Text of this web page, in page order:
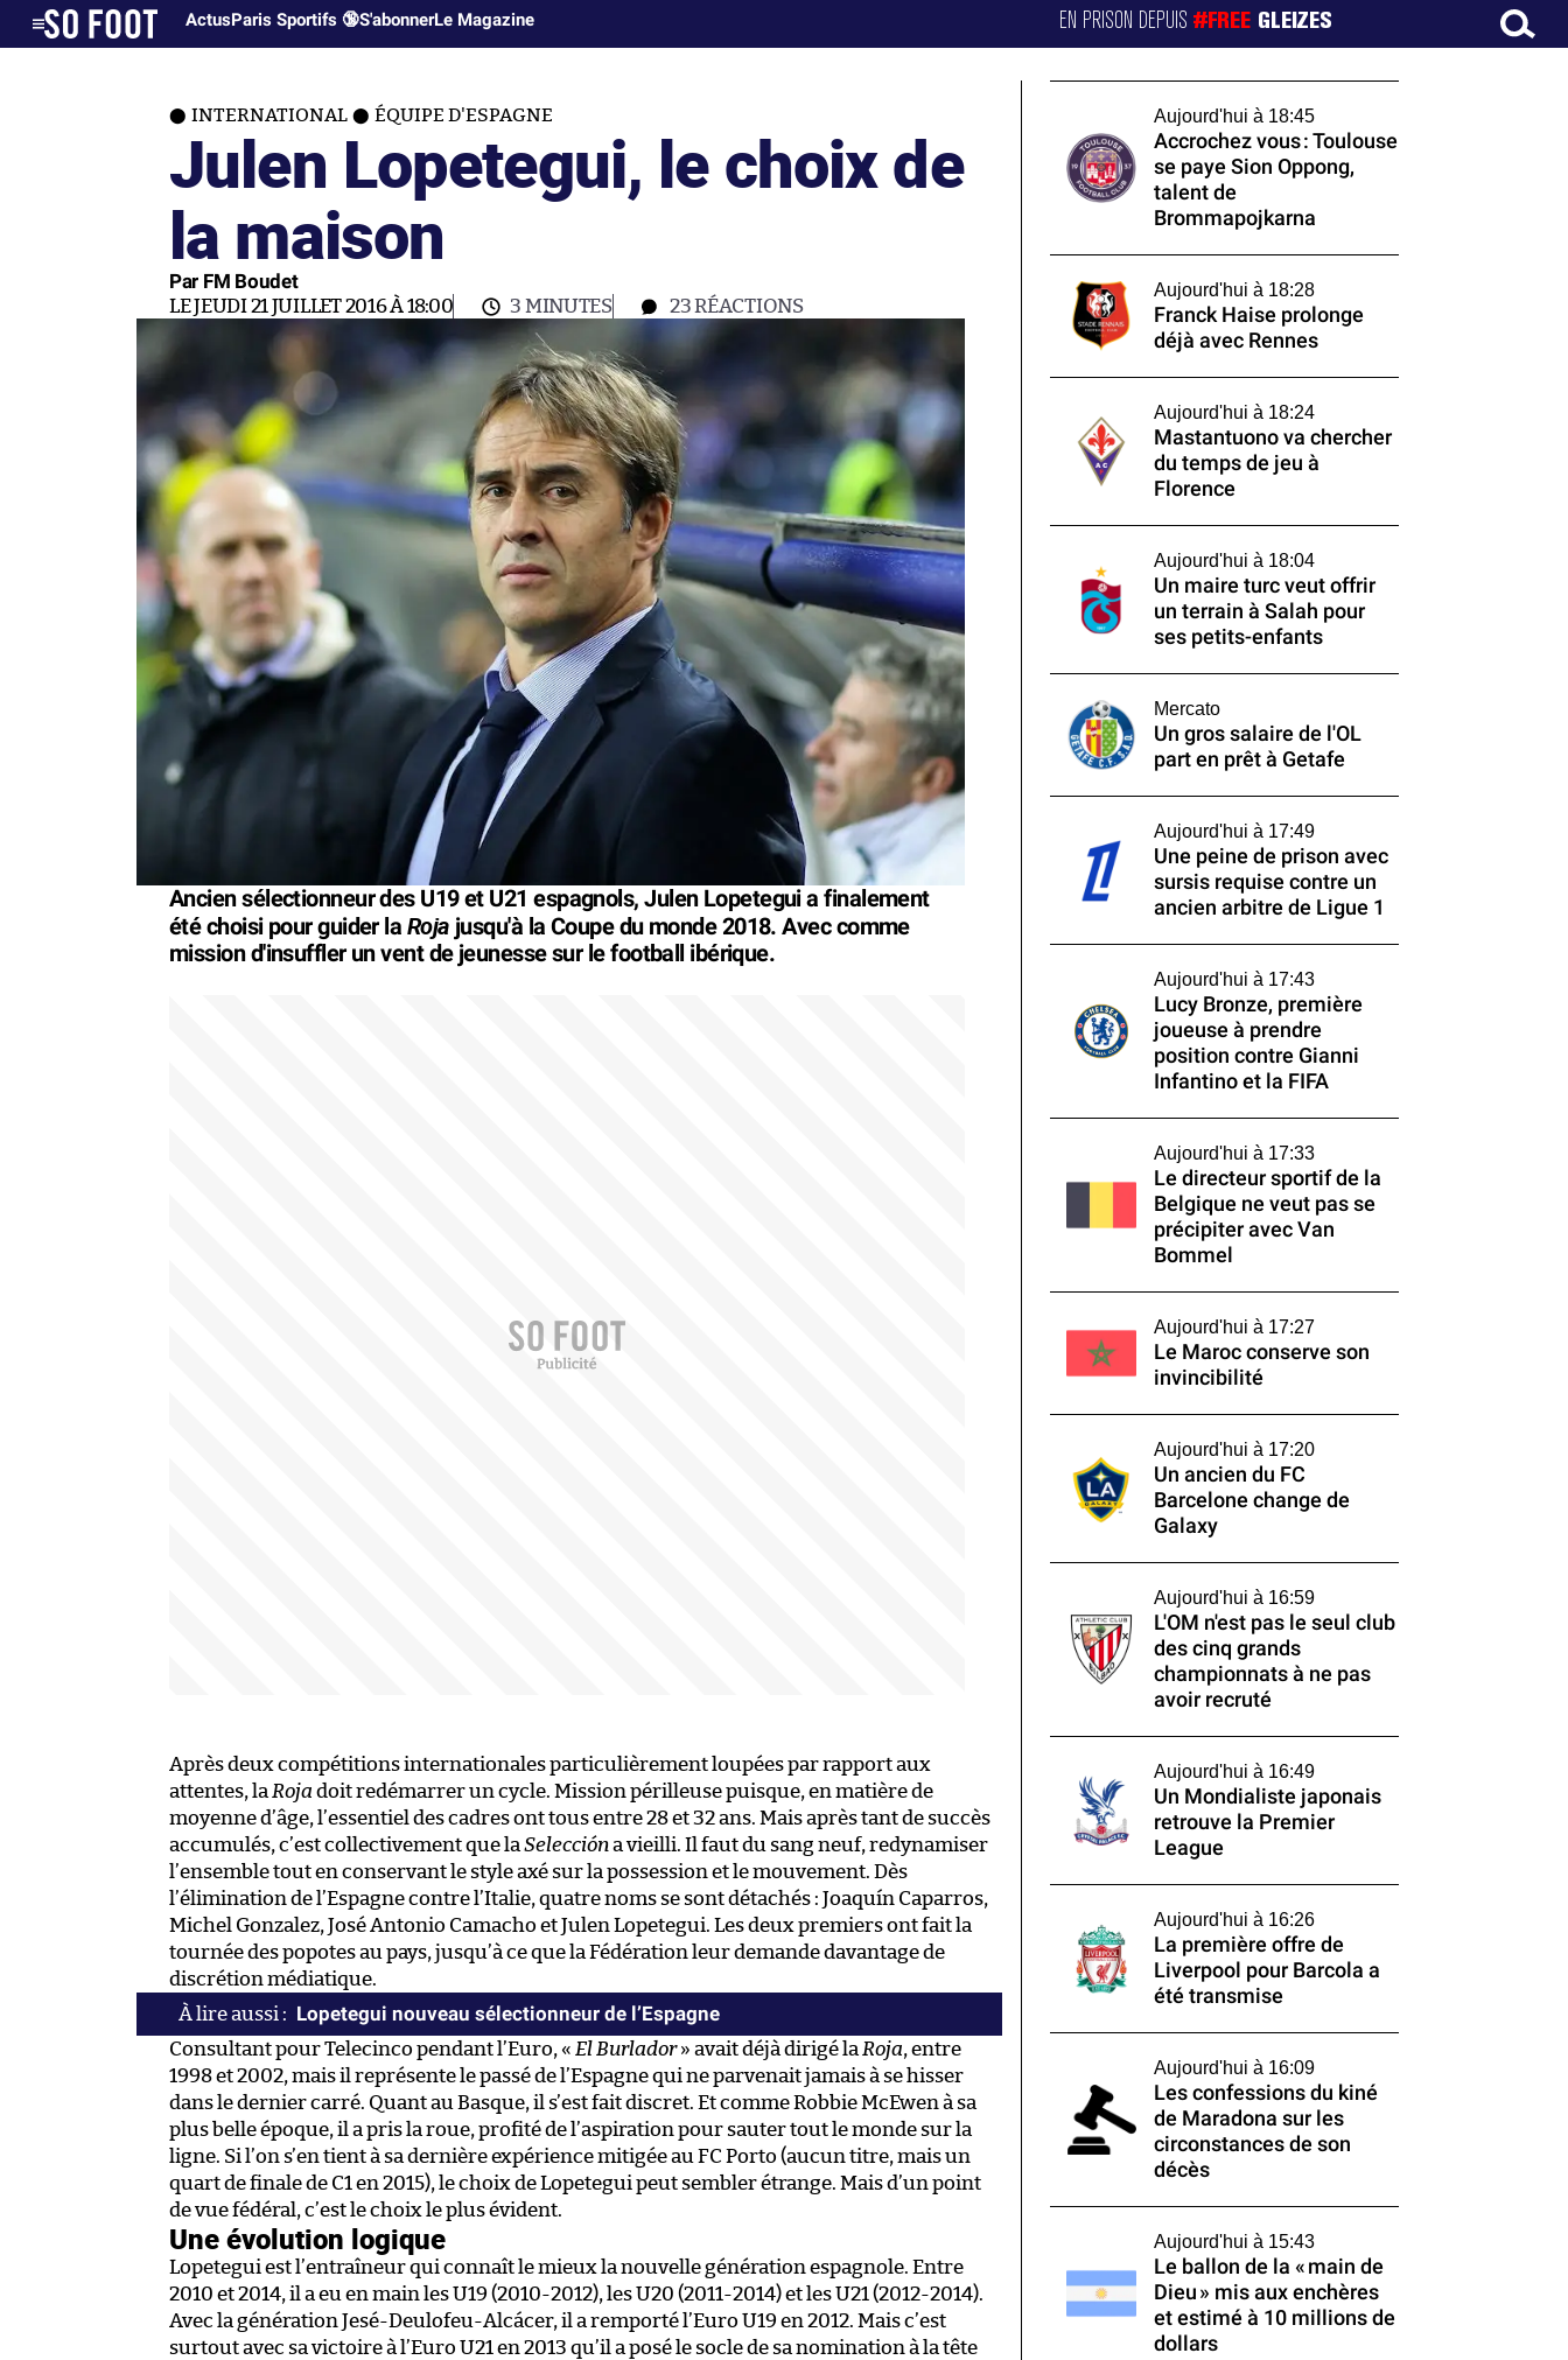
ActusParis Sportifs 🔞S'abonnerLe Magazine EN PRISON DEPUIS#FREE GLEIZES
INTERNATIONAL ÉQUIPE D'ESPAGNE
Julen Lopetegui, le choix de
la maison
Par FM Boudet
LE JEUDI 21 JUILLET 2016 À 18:00 3 MINUTES 23RÉACTIONS
Ancien sélectionneur des U19 et U21 espagnols, Julen Lopetegui a finalement
été choisi pour guider la Roja jusqu'à la Coupe du monde 2018. Avec comme
mission d'insuffler un vent de jeunesse sur le football ibérique.
Après deux compétitions internationales particulièrement loupées par rapport aux
attentes, laRoja doit redémarrer un cycle. Mission périlleuse puisque, en matière de
moyenne d’âge, l’essentiel des cadres ont tous entre 28 et 32 ans. Mais après tant de succès
accumulés, c’est collectivement que laSeleccióna vieilli. Il faut du sang neuf, redynamiser
l’ensemble tout en conservant le style axé sur la possession et le mouvement. Dès
l’élimination de l’Espagne contre l’Italie, quatre noms se sont détachés : Joaquín Caparros,
Michel Gonzalez, José Antonio Camacho et Julen Lopetegui. Les deux premiers ont fait la
tournée des popotes au pays, jusqu’à ce que la Fédération leur demande davantage de
discrétion médiatique.
Lopetegui nouveau sélectionneur de l’Espagne
Consultant pour Telecinco pendant l’Euro, « El Burlador» avait déjà dirigé laRoja, entre
1998 et 2002, mais il représente le passé de l’Espagne qui ne parvenait jamais à se hisser
dans le dernier carré. Quant au Basque, il s’est fait discret. Et comme Robbie McEwen à sa
plus belle époque, il a pris la roue, profité de l’aspiration pour sauter tout le monde sur la
ligne. Si l’on s’en tient à sa dernière expérience mitigée au FC Porto (aucun titre, mais un
quart de finale de C1 en 2015), le choix de Lopetegui peut sembler étrange. Mais d’un point
de vue fédéral, c’est le choix le plus évident.
Une évolution logique
Lopetegui est l’entraîneur qui connaît le mieux la nouvelle génération espagnole. Entre
2010 et 2014, il a eu en main les U19 (2010-2012), les U20 (2011-2014) et les U21 (2012-2014).
Avec la génération Jesé-Deulofeu-Alcácer, il a remporté l’Euro U19 en 2012. Mais c’est
surtout avec sa victoire à l’Euro U21 en 2013 qu’il a posé le socle de sa nomination à la tête
Aujourd'hui à 18:45
Accrochez vous : Toulouse
se paye Sion Oppong,
talent de
Brommapojkarna
Aujourd'hui à 18:28
Franck Haise prolonge
déjà avec Rennes
Aujourd'hui à 18:24
Mastantuono va chercher
du temps de jeu à
Florence
Aujourd'hui à 18:04
Un maire turc veut offrir
un terrain à Salah pour
ses petits-enfants
Mercato
Un gros salaire de l'OL
part en prêt à Getafe
Aujourd'hui à 17:49
Une peine de prison avec
sursis requise contre un
ancien arbitre de Ligue 1
Aujourd'hui à 17:43
Lucy Bronze, première
joueuse à prendre
position contre Gianni
Infantino et la FIFA
Aujourd'hui à 17:33
Le directeur sportif de la
Belgique ne veut pas se
précipiter avec Van
Bommel
Aujourd'hui à 17:27
Le Maroc conserve son
invincibilité
Aujourd'hui à 17:20
Un ancien du FC
Barcelone change de
Galaxy
Aujourd'hui à 16:59
L'OM n'est pas le seul club
des cinq grands
championnats à ne pas
avoir recruté
Aujourd'hui à 16:49
Un Mondialiste japonais
retrouve la Premier
League
Aujourd'hui à 16:26
La première offre de
Liverpool pour Barcola a
été transmise
Aujourd'hui à 16:09
Les confessions du kiné
de Maradona sur les
circonstances de son
décès
Aujourd'hui à 15:43
Le ballon de la « main de
Dieu » mis aux enchères
et estimé à 10 millions de
dollars